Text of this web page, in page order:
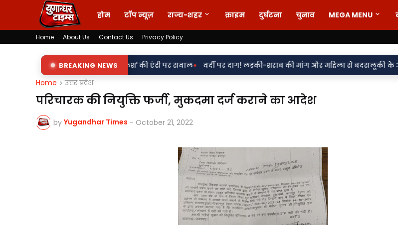
होम टॉप न्यूज़ राज्य-शहर क्राइम दुर्घटना चुनाव MEGA MENU
Home About Us Contact Us Privacy Policy
BREAKING NEWS
पर 'किरन' के साथ 'राकेश' की एंट्री पर सवाल• वर्दी पर दाग! लड़की-शराब की मांग और महिला से बदसलूकी के आरोप में दो
Home उत्तर प्रदेश
परिचारक की नियुक्ति फर्जी, मुकदमा दर्ज कराने का आदेश
by Yugandhar Times - October 21, 2022